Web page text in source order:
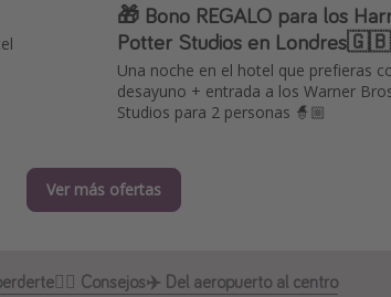
🎁 Bono REGALO para los
Potter Studios en
Una noche en el hotel que prefieras
desayuno + entrada a los Warner
Studios para 2 personas 🧙🏼
Ver más ofertas
💁‍♀️ Consejos✈️ Del aeropuerto al centro